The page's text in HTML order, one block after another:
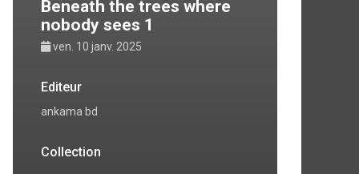
Beneath the trees where
nobody sees 1
ven. 10 janv. 2025
Editeur
ankama bd
Collection